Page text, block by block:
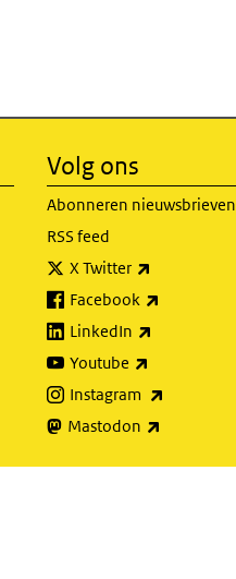
Volg ons
Abonneren nieuwsbrieven
RSS feed
X Twitter
Facebook
LinkedIn
Youtube
Instagram
Mastodon